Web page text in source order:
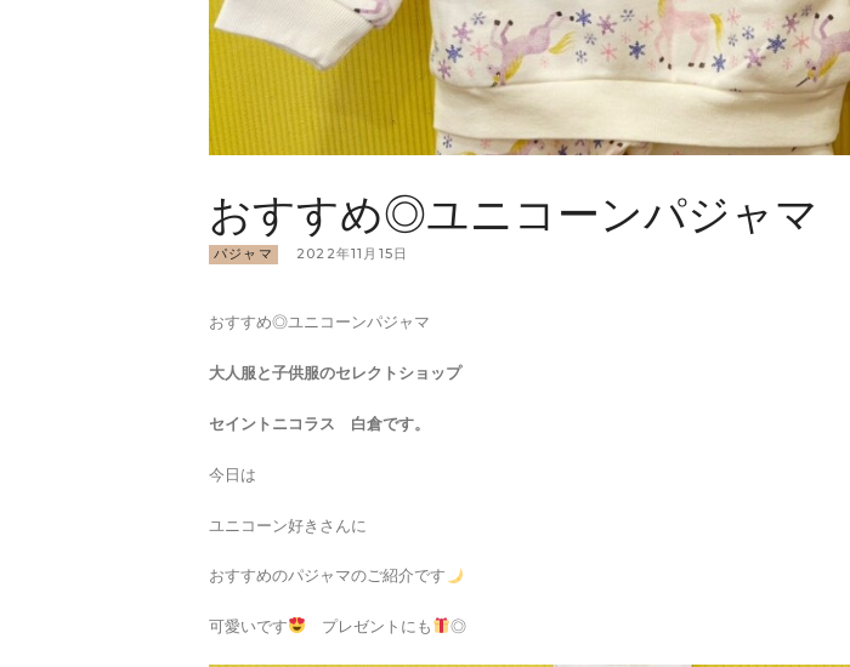
おすすめ◎ユニコーンパジャマ
パジャマ 2022年11月15日
おすすめ◎ユニコーンパジャマ
大人服と子供服のセレクトショップ
セイントニコラス 白倉です。
今日は
ユニコーン好きさんに
おすすめのパジャマのご紹介です
可愛いです プレゼントにも ◎